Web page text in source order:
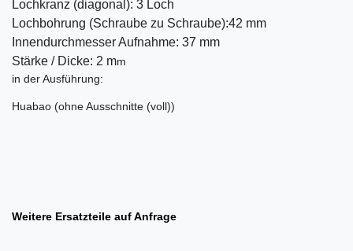
Lochkranz (diagonal): 3 Loch
Lochbohrung (Schraube zu Schraube):42 mm
Innendurchmesser Aufnahme: 37 mm
Stärke / Dicke: 2 mm
in der Ausführung:
Huabao (ohne Ausschnitte (voll))
Weitere Ersatzteile auf Anfrage